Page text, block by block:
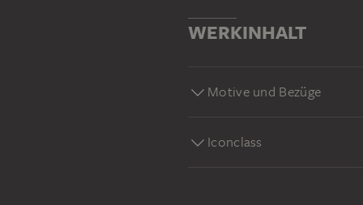
WERKINHALT
Motive und Bezüge
Iconclass